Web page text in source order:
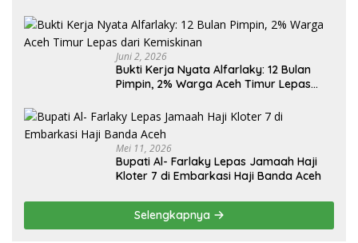
Juni 2, 2026
Bukti Kerja Nyata Alfarlaky: 12 Bulan
Pimpin, 2% Warga Aceh Timur Lepas
Mei 11, 2026
Bupati Al- Farlaky Lepas Jamaah Haji
Kloter 7 di Embarkasi Haji Banda Aceh
Selengkapnya